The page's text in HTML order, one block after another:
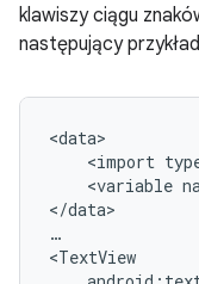
klawiszy ciągu
następujący
<import
<variable
</data>
…